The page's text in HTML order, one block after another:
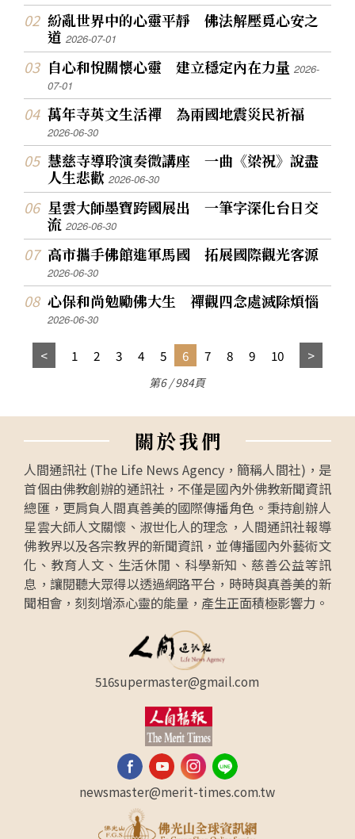
紛亂世界中的心靈平靜 佛法解壓覓心安之
道2026-07-01
自心和悅關懷心靈 建立穩定內在力量2026-
07-01
萬年寺英文生活禪 為兩國地震災民祈福
2026-06-30
慧慈寺導聆演奏微講座 一曲《梁祝》說盡
人生悲歡2026-06-30
星雲大師墨寶跨國展出 一筆字深化台日交
流2026-06-30
高市攜手佛館進軍馬國 拓展國際觀光客源
2026-06-30
心保和尚勉勵佛大生 禪觀四念處滅除煩惱
2026-06-30
1 2 3 4 5 6 7 8 9 10
第6 / 984頁
關於我們
人間通訊社 (The Life News Agency，簡稱人間社)，是
首個由佛教創辦的通訊社，不僅是國內外佛教新聞資訊
總匯，更肩負人間真善美的國際傳播角色。秉持創辦人
星雲大師人文關懷、淑世化人的理念，人間通訊社報導
佛教界以及各宗教界的新聞資訊，並傳播國內外藝術文
化、教育人文、生活休閒、科學新知、慈善公益等訊
息，讓閱聽大眾得以透過網路平台，時時與真善美的新
聞相會，刻刻增添心靈的能量，產生正面積極影響力。
516supermaster@gmail.com
newsmaster@merit-times.com.tw